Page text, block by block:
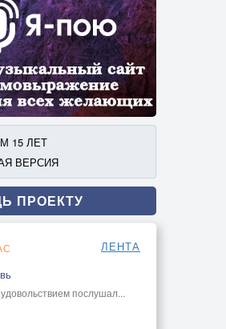
15 ЛЕТ
ВЕРСИЯ
ПРОЕКТУ
ЛЕНТА
послушал...